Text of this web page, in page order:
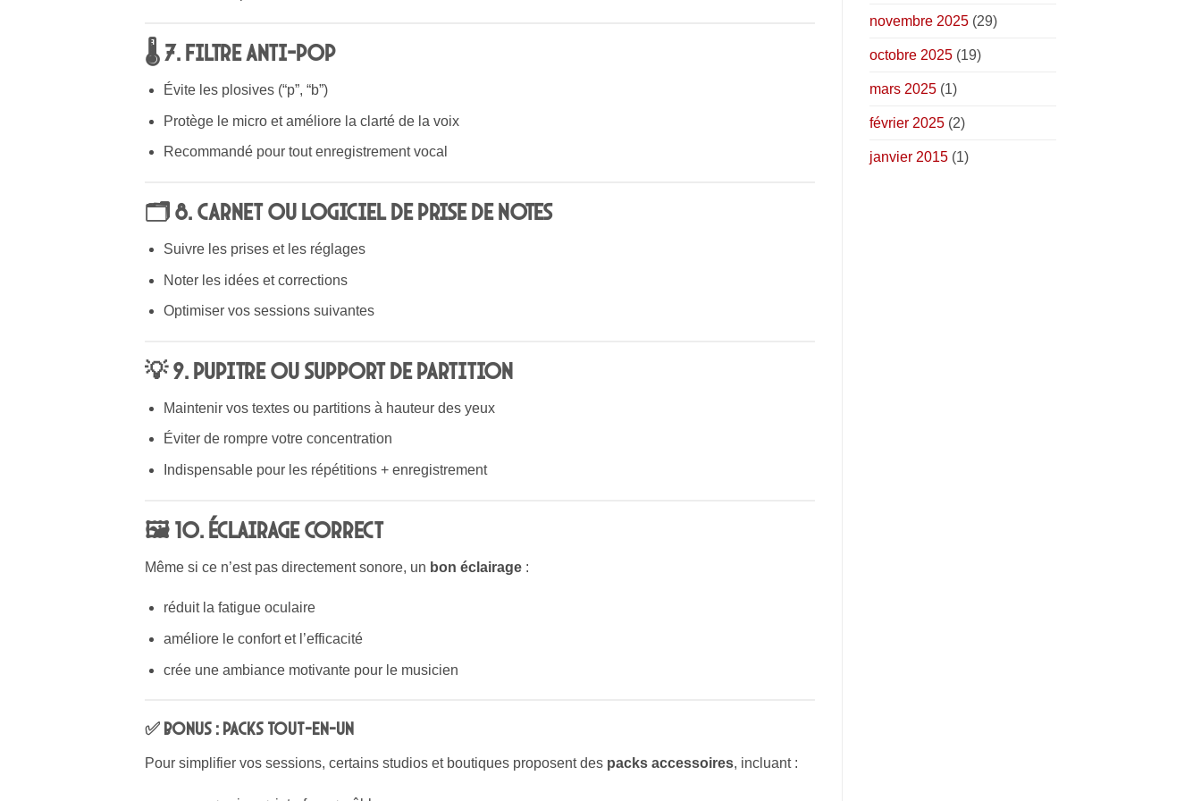
🌡 7. Filtre anti-pop
Évite les plosives (“p”, “b”)
Protège le micro et améliore la clarté de la voix
Recommandé pour tout enregistrement vocal
🗂 8. Carnet ou logiciel de prise de notes
Suivre les prises et les réglages
Noter les idées et corrections
Optimiser vos sessions suivantes
💡 9. Pupitre ou support de partition
Maintenir vos textes ou partitions à hauteur des yeux
Éviter de rompre votre concentration
Indispensable pour les répétitions + enregistrement
🖼 10. Éclairage correct
Même si ce n’est pas directement sonore, un bon éclairage :
réduit la fatigue oculaire
améliore le confort et l’efficacité
crée une ambiance motivante pour le musicien
✅ Bonus : Packs tout-en-un
Pour simplifier vos sessions, certains studios et boutiques proposent des packs accessoires, incluant :
novembre 2025 (29)
octobre 2025 (19)
mars 2025 (1)
février 2025 (2)
janvier 2015 (1)